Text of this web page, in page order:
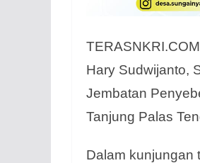
Hary Sudwijanto,
Jembatan
Tanjung Palas
Dalam kunjungan